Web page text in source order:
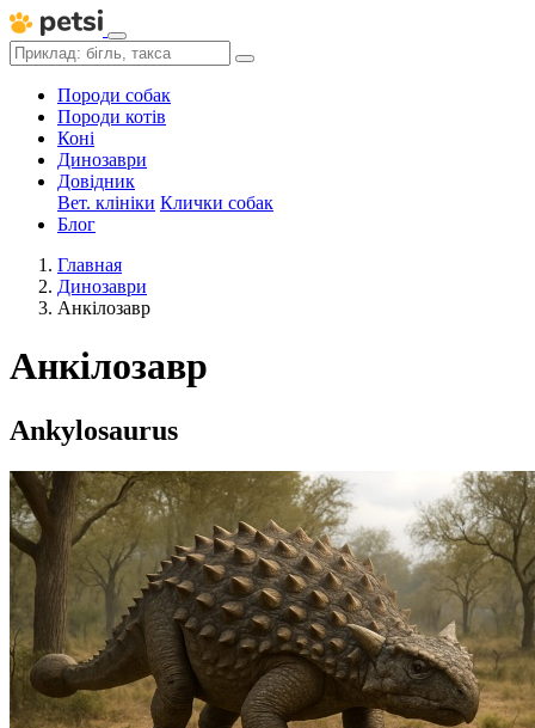
Породи собак
Породи котів
Коні
Динозаври
Довідник
Вет. клініки Клички собак
Блог
Главная
Динозаври
Анкілозавр
Анкілозавр
Ankylosaurus